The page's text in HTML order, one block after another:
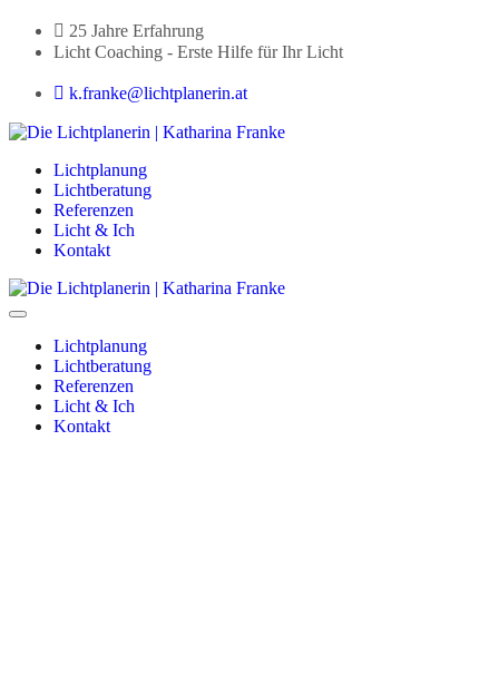
25 Jahre Erfahrung
Licht Coaching - Erste Hilfe für Ihr Licht
k.franke@lichtplanerin.at
Lichtplanung
Lichtberatung
Referenzen
Licht & Ich
Kontakt
Lichtplanung
Lichtberatung
Referenzen
Licht & Ich
Kontakt